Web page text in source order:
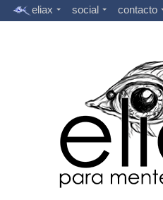
eliax social contacto